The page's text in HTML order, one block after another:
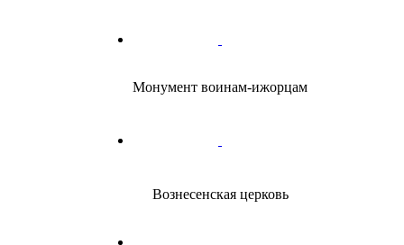
Монумент воинам-ижорцам
Вознесенская церковь